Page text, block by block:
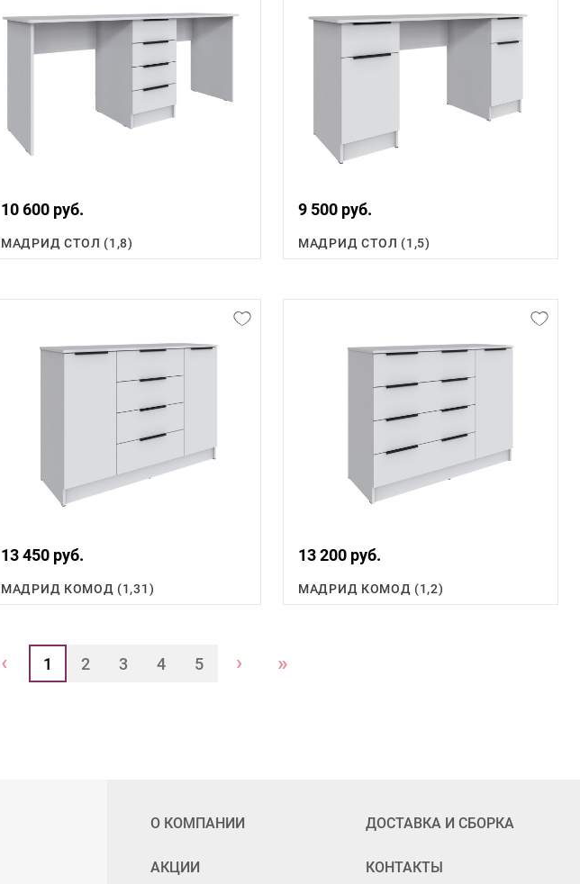
10 600 руб.
МАДРИД СТОЛ (1,8)
9 500 руб.
МАДРИД СТОЛ (1,5)
13 450 руб.
МАДРИД КОМОД (1,31)
13 200 руб.
МАДРИД КОМОД (1,2)
‹ 1 2 3 4 5 › »
О КОМПАНИИ
АКЦИИ
ДОСТАВКА И СБОРКА
КОНТАКТЫ